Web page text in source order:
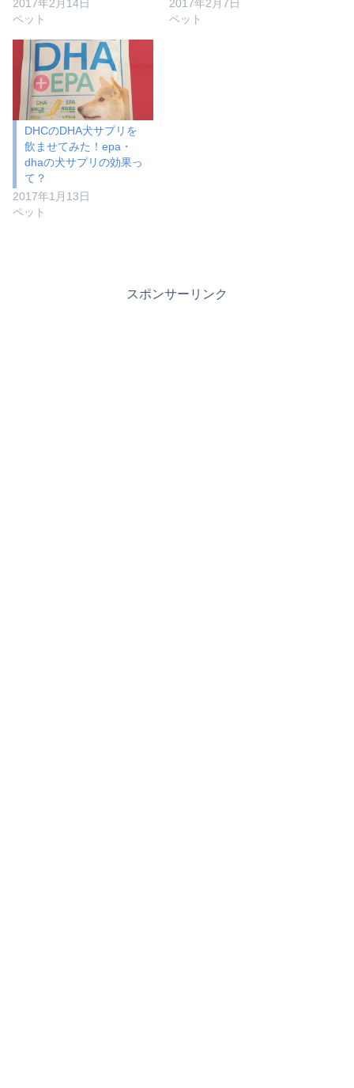
2017年2月14日
ペット
2017年2月7日
ペット
DHCのDHA犬サプリを
飲ませてみた！epa・
dhaの犬サプリの効果っ
て？
2017年1月13日
ペット
スポンサーリンク